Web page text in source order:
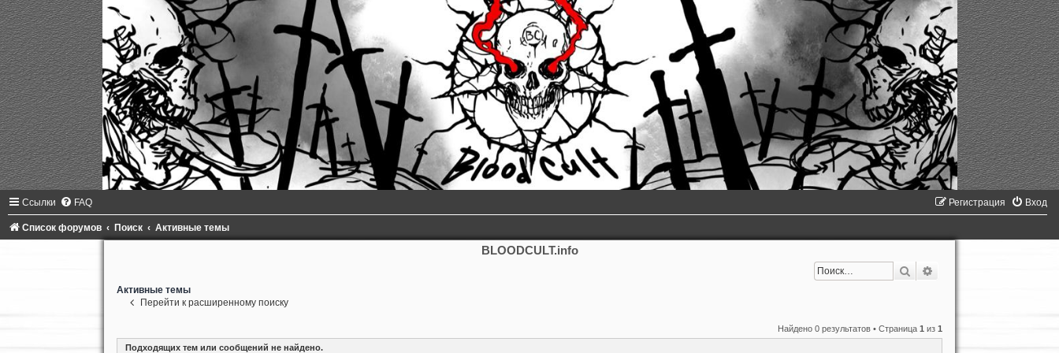
Ссылки FAQ Вход
Регистрация
Список форумов Поиск Активные темы
BLOODCULT.info
Поиск
Активные темы
Перейти к расширенному поиску
Найдено 0 результатов • Страница1 из1
Подходящих тем или сообщений не найдено.